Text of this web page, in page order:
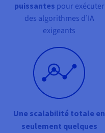
puissantes pour exécuter
des algorithmes d’IA
exigeants
Une scalabilité totale en
seulement quelques